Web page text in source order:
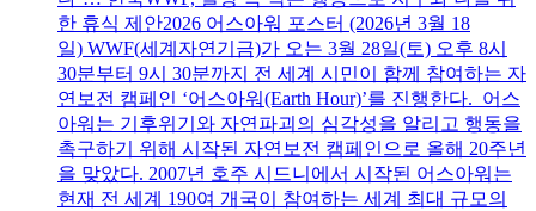
한 휴식 제안2026 어스아워 포스터 (2026년 3월 18
일) WWF(세계자연기금)가 오는 3월 28일(토) 오후 8시
30분부터 9시 30분까지 전 세계 시민이 함께 참여하는 자
연보전 캠페인 ‘어스아워(Earth Hour)’를 진행한다. 어스
아워는 기후위기와 자연파괴의 심각성을 알리고 행동을
촉구하기 위해 시작된 자연보전 캠페인으로 올해 20주년
을 맞았다. 2007년 호주 시드니에서 시작된 어스아워는
현재 전 세계 190여 개국이 참여하는 세계 최대 규모의